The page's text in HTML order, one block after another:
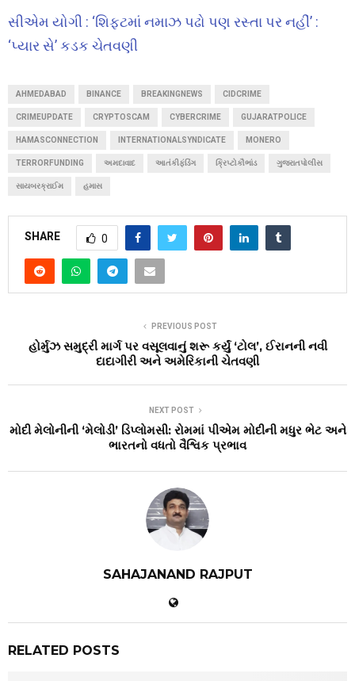
સીએમ યોગી : ‘શિફ્ટમાં નમાઝ પઢો પણ રસ્તા પર નહીં’ :
‘પ્યાર સે’ કડક ચેતવણી
AHMEDABAD BINANCE BREAKINGNEWS CIDCRIME
CRIMEUPDATE CRYPTOSCAM CYBERCRIME GUJARATPOLICE
HAMASCONNECTION INTERNATIONALSYNDICATE MONERO
TERRORFUNDING અમદાવાદ આતંકીફંડિંગ ક્રિપ્ટોકૌભાંડ ગુજરાતપોલીસ
સાયબરક્રાઈમ હમાસ
SHARE 0
PREVIOUS POST
હોર્મુઝ સમુદ્રી માર્ગ પર વસૂલવાનું શરૂ કર્યું ‘ટોલ’, ઈરાનની નવી
દાદાગીરી અને અમેરિકાની ચેતવણી
NEXT POST
મોદી મેલોનીની ‘મેલોડી’ ડિપ્લોમસી: રોમમાં પીએમ મોદીની મધુર ભેટ અને
ભારતનો વધતો વૈશ્વિક પ્રભાવ
SAHAJANAND RAJPUT
RELATED POSTS